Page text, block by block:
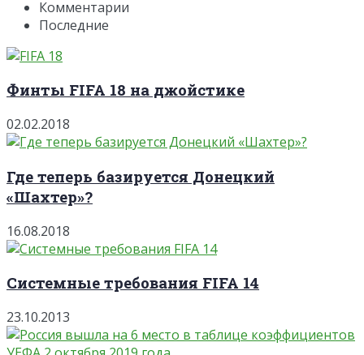
Комментарии
Последние
Финты FIFA 18 на джойстике
02.02.2018
Где теперь базируется Донецкий
«Шахтер»?
16.08.2018
Системные требования FIFA 14
23.10.2013